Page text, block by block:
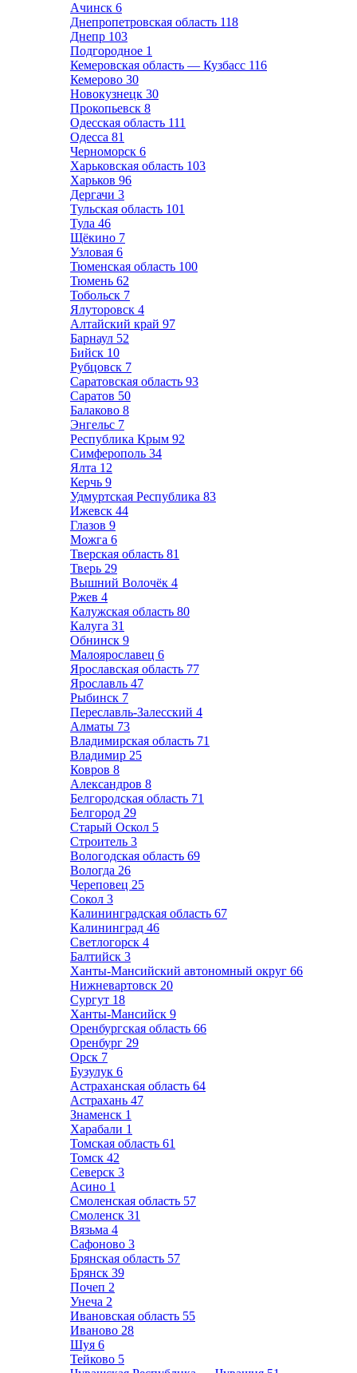
Ачинск 6
Днепропетровская область 118
Днепр 103
Подгородное 1
Кемеровская область — Кузбасс 116
Кемерово 30
Новокузнецк 30
Прокопьевск 8
Одесская область 111
Одесса 81
Черноморск 6
Харьковская область 103
Харьков 96
Дергачи 3
Тульская область 101
Тула 46
Щёкино 7
Узловая 6
Тюменская область 100
Тюмень 62
Тобольск 7
Ялуторовск 4
Алтайский край 97
Барнаул 52
Бийск 10
Рубцовск 7
Саратовская область 93
Саратов 50
Балаково 8
Энгельс 7
Республика Крым 92
Симферополь 34
Ялта 12
Керчь 9
Удмуртская Республика 83
Ижевск 44
Глазов 9
Можга 6
Тверская область 81
Тверь 29
Вышний Волочёк 4
Ржев 4
Калужская область 80
Калуга 31
Обнинск 9
Малоярославец 6
Ярославская область 77
Ярославль 47
Рыбинск 7
Переславль-Залесский 4
Алматы 73
Владимирская область 71
Владимир 25
Ковров 8
Александров 8
Белгородская область 71
Белгород 29
Старый Оскол 5
Строитель 3
Вологодская область 69
Вологда 26
Череповец 25
Сокол 3
Калининградская область 67
Калининград 46
Светлогорск 4
Балтийск 3
Ханты-Мансийский автономный округ 66
Нижневартовск 20
Сургут 18
Ханты-Мансийск 9
Оренбургская область 66
Оренбург 29
Орск 7
Бузулук 6
Астраханская область 64
Астрахань 47
Знаменск 1
Харабали 1
Томская область 61
Томск 42
Северск 3
Асино 1
Смоленская область 57
Смоленск 31
Вязьма 4
Сафоново 3
Брянская область 57
Брянск 39
Почеп 2
Унеча 2
Ивановская область 55
Иваново 28
Шуя 6
Тейково 5